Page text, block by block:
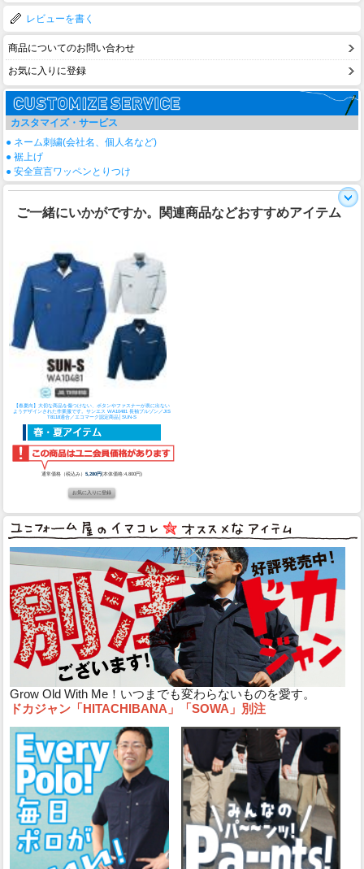
レビューを書く
商品についてのお問い合わせ
お気に入りに登録
カスタマイズ・サービス
● ネーム刺繍(会社名、個人名など)
● 裾上げ
● 安全宣言ワッペンとりつけ
ご一緒にいかがですか。関連商品などおすすめアイテム
【春夏向】大切な商品を傷つけない、ボタンやファスナーが表に出ない
ようデザインされた作業服です。サンエス WA10481 長袖ブルゾン／JIS
T8118適合／エコマーク認定商品│SUN-S
通常価格（税込み）5,280円(本体価格:4,800円)
Grow Old With Me！いつまでも変わらないものを愛す。
ドカジャン「HITACHIBANA」「SOWA」別注